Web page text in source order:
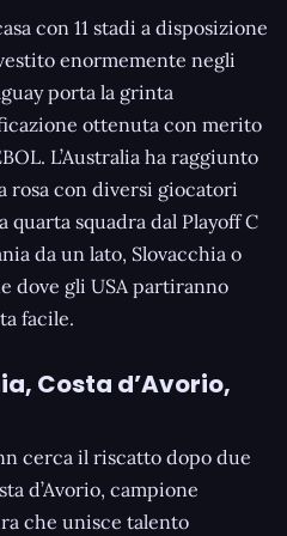
con 11 stadi a disposizione
enormemente negli
porta la grinta
ottenuta con merito
L’Australia ha raggiunto
rosa con diversi giocatori
squadra dal Playoff C
da un lato, Slovacchia o
dove gli USA partiranno
facile.
Costa d’Avorio,
cerca il riscatto dopo due
d’Avorio, campione
che unisce talento